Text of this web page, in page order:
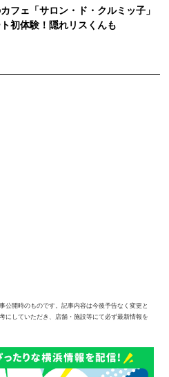
フェ「サロン・ド・クルミッ子」
初体験！隠れリスくんも
開時のものです。記事内容は今後予告なく変更と
にしていただき、店舗・施設等にて必ず最新情報を